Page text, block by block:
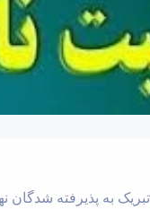
مقطع دکتری سال 1403 این دانشگاه به اطلاع میرساند جهت دریافت و